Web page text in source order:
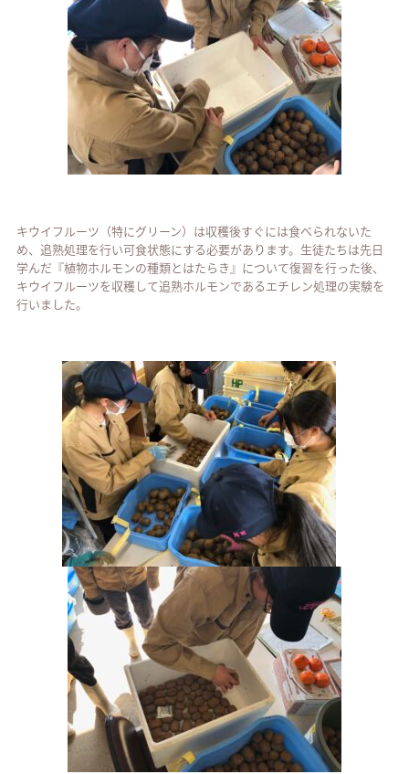
キウイフルーツ（特にグリーン）は収穫後すぐには食べられないた
め、追熟処理を行い可食状態にする必要があります。生徒たちは先日
学んだ『植物ホルモンの種類とはたらき』について復習を行った後、
キウイフルーツを収穫して追熟ホルモンであるエチレン処理の実験を
行いました。